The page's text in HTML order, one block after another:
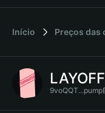
Italiano
简体中文
繁體中文
Início Preços das
LAYOFF
9voQQT...pump